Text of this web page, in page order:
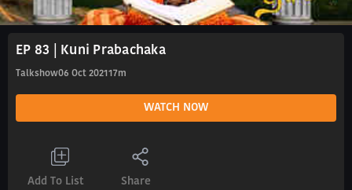
EP 83 | Kuni Prabachaka
Talkshow06 Oct 2021 17m
WATCH NOW
Add To List Share